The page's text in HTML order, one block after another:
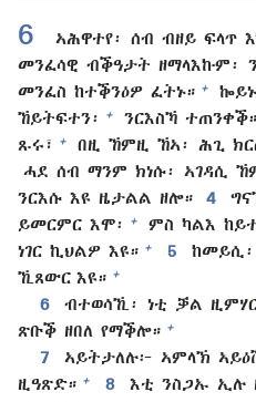
6
ኣሕዋተየ፡ ሰብ ብዘይ ፍላጥ
መንፈሳዊ ብቕዓታት ዘማላእኩም፡
መንፈስ ከተቕንዕዎ ፈትኑ። +
ኸይትፍተን፡
+ ንርእስኻ ተጠንቀቕ።
ጹሩ፣
+ በዚ ኸምዚ ኸኣ፡ ሕጊ
ሓደ ሰብ ማንም ክነሱ፡ ኣገዳሲ
ንርእሱ እዩ ዜታልል ዘሎ። 4
ይመርምር እሞ፡
+
ምስ ካልእ
ነገር ኪህልዎ እዩ። + 5 ከመይሲ፡
ኺጸውር እዩ። +
6 ብተወሳኺ፡ ነቲ ቓል
ጽቡቕ ዘበለ የማቕሎ። +
7
ኣይትታለሉ፦ ኣምላኽ
ዚዓጽድ። + 8
እቲ ንስጋኡ ኢሉ